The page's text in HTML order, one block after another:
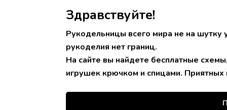
Здравствуйте!
Рукодельницы всего мира не на шутку
рукоделия нет границ.
На сайте вы найдете бесплатные
игрушек крючком и спицами. Приятных